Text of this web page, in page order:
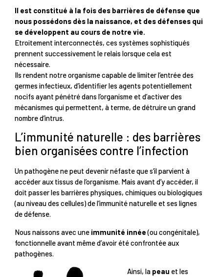
Il est constitué à la fois des barrières de défense que
nous possédons dès la naissance, et des défenses qui
se développent au cours de notre vie.
Etroitement interconnectés, ces systèmes sophistiqués
prennent successivement le relais lorsque cela est
nécessaire.
Ils rendent notre organisme capable de limiter l’entrée des
germes infectieux, d’identifier les agents potentiellement
nocifs ayant pénétré dans l’organisme et d’activer des
mécanismes qui permettent, à terme, de détruire un grand
nombre d’intrus.
L’immunité naturelle : des barrières
bien organisées contre l’infection
Un pathogène ne peut devenir néfaste que s’il parvient à
accéder aux tissus de l’organisme. Mais avant d’y accéder, il
doit passer les barrières physiques, chimiques ou biologiques
(au niveau des cellules) de l’immunité naturelle et ses lignes
de défense.
Nous naissons avec une immunité innée(ou congénitale),
fonctionnelle avant même d’avoir été confrontée aux
pathogènes.
Ainsi, la peau et les